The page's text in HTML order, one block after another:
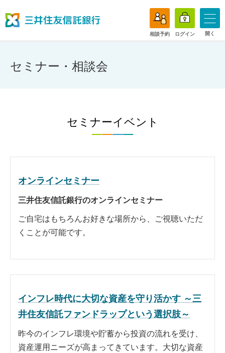
相談予約 ログイン 開く
セミナー・相談会
セミナーイベント
オンラインセミナー
三井住友信託銀行のオンラインセミナー
ご自宅はもちろんお好きな場所から、ご視聴いただ
くことが可能です。
インフレ時代に大切な資産を守り活かす ～三
井住友信託ファンドラップという選択肢～
昨今のインフレ環境や貯蓄から投資の流れを受け、
資産運用ニーズが高まってきています。大切な資産